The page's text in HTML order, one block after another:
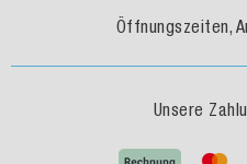
Öffnungszeiten,
Unsere